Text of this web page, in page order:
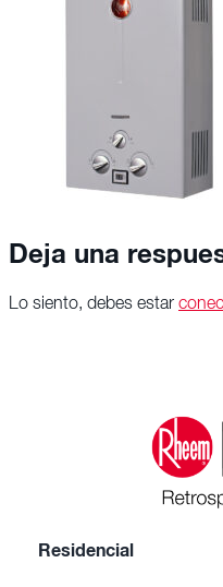
Deja una
Lo siento, debes estar
Residencial